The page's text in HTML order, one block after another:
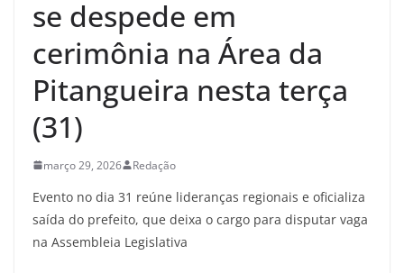
se despede em
cerimônia na Área da
Pitangueira nesta terça
(31)
março 29, 2026 Redação
Evento no dia 31 reúne lideranças regionais e oficializa
saída do prefeito, que deixa o cargo para disputar vaga
na Assembleia Legislativa